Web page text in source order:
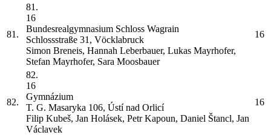
81.
81.
16
Bundesrealgymnasium Schloss Wagrain
Schlossstraße 31, Vöcklabruck
Simon Breneis, Hannah Leberbauer, Lukas Mayrhofer,
Stefan Mayrhofer, Sara Moosbauer
16
82.
82.
16
Gymnázium
T. G. Masaryka 106, Ústí nad Orlicí
Filip Kubeš, Jan Holásek, Petr Kapoun, Daniel Štancl, Jan
Václavek
16